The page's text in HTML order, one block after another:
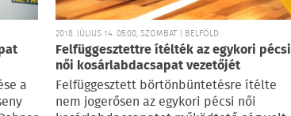
a
2018. JÚLIUS 14. 05:00, SZOMBAT | BELFÖLD
Felfüggesztettre ítélték az egykori pécsi
női kosárlabdacsapat vezetőjét
Felfüggesztett börtönbüntetésre ítélte
nem jogerősen az egykori pécsi női